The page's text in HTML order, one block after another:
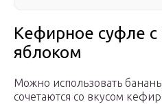
Кефирное суфле с
яблоком
Можно использовать
сочетаются со вкусом